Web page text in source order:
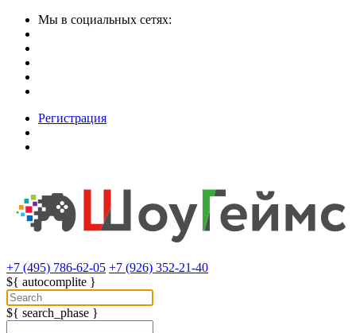
Мы в социальных сетях:
Регистрация
+7 (495) 786-62-05 +7 (926) 352-21-40
${ autocomplite }
${ search_phase }